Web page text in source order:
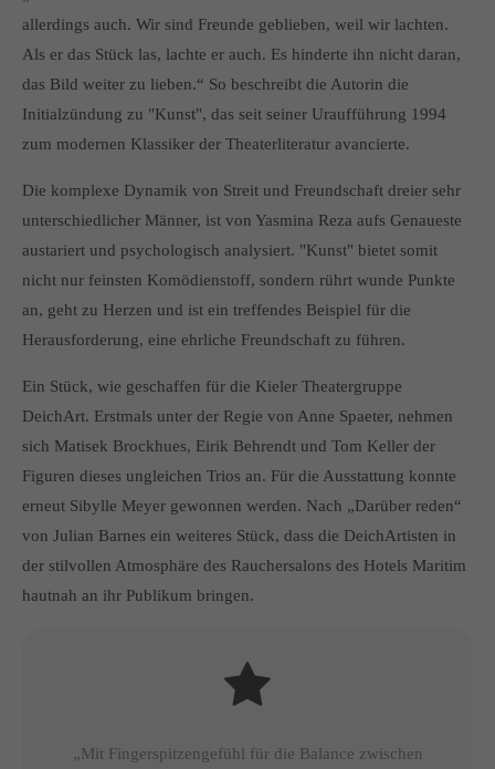
About us
Lorem ipsum dolor sit amet, consectetuer adipiscing elit.
Aenean commodo ligula eget dolor. Aenean massa. Cum
sociis natoque penatibus et magnis dis parturient montes,
allerdings auch. Wir sind Freunde geblieben, weil wir lachten.
Als er das Stück las, lachte er auch. Es hinderte ihn nicht daran,
das Bild weiter zu lieben.“ So beschreibt die Autorin die
Initialzündung zu "Kunst", das seit seiner Uraufführung 1994
zum modernen Klassiker der Theaterliteratur avancierte.
Die komplexe Dynamik von Streit und Freundschaft dreier sehr
unterschiedlicher Männer, ist von Yasmina Reza aufs Genaueste
austariert und psychologisch analysiert. "Kunst" bietet somit
nicht nur feinsten Komödienstoff, sondern rührt wunde Punkte
an, geht zu Herzen und ist ein treffendes Beispiel für die
Herausforderung, eine ehrliche Freundschaft zu führen.
Ein Stück, wie geschaffen für die Kieler Theatergruppe
DeichArt. Erstmals unter der Regie von Anne Spaeter, nehmen
sich Matisek Brockhues, Eirik Behrendt und Tom Keller der
Figuren dieses ungleichen Trios an. Für die Ausstattung konnte
erneut Sibylle Meyer gewonnen werden. Nach „Darüber reden“
von Julian Barnes ein weiteres Stück, dass die DeichArtisten in
der stilvollen Atmosphäre des Rauchersalons des Hotels Maritim
hautnah an ihr Publikum bringen.
„Mit Fingerspitzengefühl für die Balance zwischen